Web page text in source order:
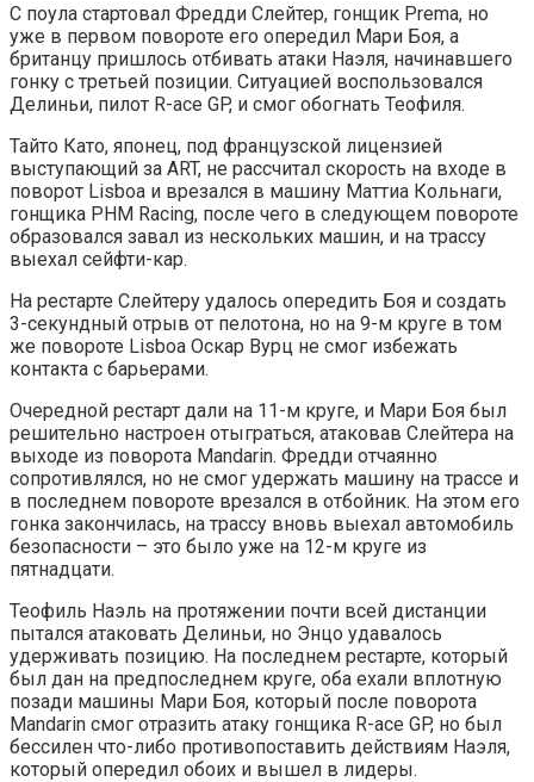
С поула стартовал Фредди Слейтер, гонщик Prema, но
уже в первом повороте его опередил Мари Боя, а
британцу пришлось отбивать атаки Наэля, начинавшего
гонку с третьей позиции. Ситуацией воспользовался
Делиньи, пилот R-ace GP, и смог обогнать Теофиля.
Тайто Като, японец, под французской лицензией
выступающий за ART, не рассчитал скорость на входе в
поворот Lisboa и врезался в машину Маттиа Кольнаги,
гонщика PHM Racing, после чего в следующем повороте
образовался завал из нескольких машин, и на трассу
выехал сейфти-кар.
На рестарте Слейтеру удалось опередить Боя и создать
3-секундный отрыв от пелотона, но на 9-м круге в том
же повороте Lisboa Оскар Вурц не смог избежать
контакта с барьерами.
Очередной рестарт дали на 11-м круге, и Мари Боя был
решительно настроен отыграться, атаковав Слейтера на
выходе из поворота Mandarin. Фредди отчаянно
сопротивлялся, но не смог удержать машину на трассе и
в последнем повороте врезался в отбойник. На этом его
гонка закончилась, на трассу вновь выехал автомобиль
безопасности – это было уже на 12-м круге из
пятнадцати.
Теофиль Наэль на протяжении почти всей дистанции
пытался атаковать Делиньи, но Энцо удавалось
удерживать позицию. На последнем рестарте, который
был дан на предпоследнем круге, оба ехали вплотную
позади машины Мари Боя, который после поворота
Mandarin смог отразить атаку гонщика R-ace GP, но был
бессилен что-либо противопоставить действиям Наэля,
который опередил обоих и вышел в лидеры.